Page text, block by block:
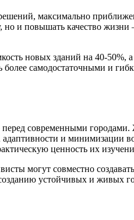
максимально
и повышать качество
новых зданий на 40-
самодостаточными и
современными
и минимизации
ценность их
могут совместно
устойчивых и живых